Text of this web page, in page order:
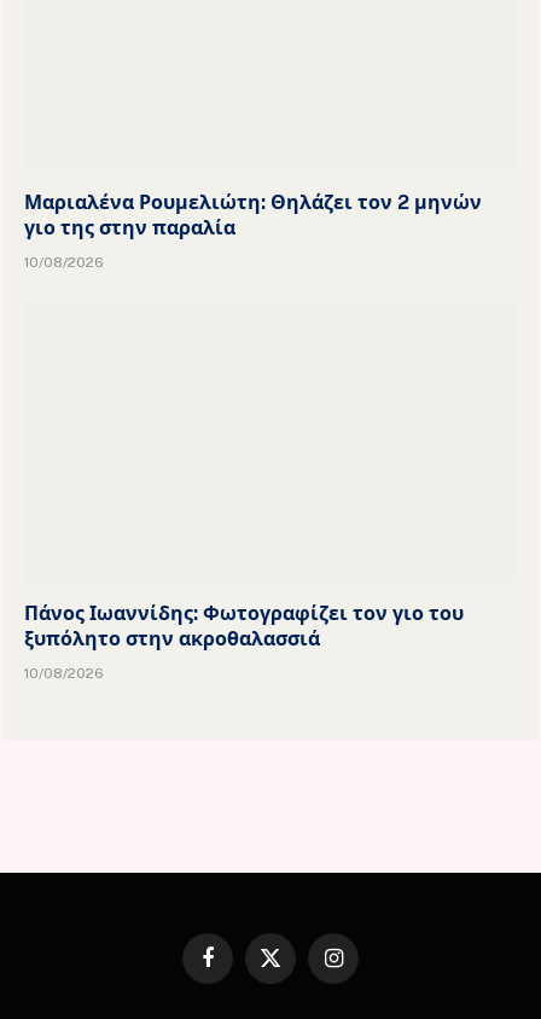
Μαριαλένα Ρουμελιώτη: Θηλάζει τον 2 μηνών
γιο της στην παραλία
10/08/2026
Πάνος Ιωαννίδης: Φωτογραφίζει τον γιο του
ξυπόλητο στην ακροθαλασσιά
10/08/2026
Facebook
X
Instagram